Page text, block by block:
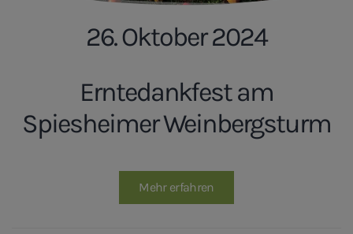
26. Oktober 2024
Erntedankfest am
Spiesheimer Weinbergsturm
Mehr erfahren